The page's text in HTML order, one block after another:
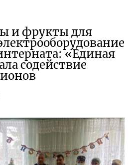
и фрукты для
«Единая
содействие